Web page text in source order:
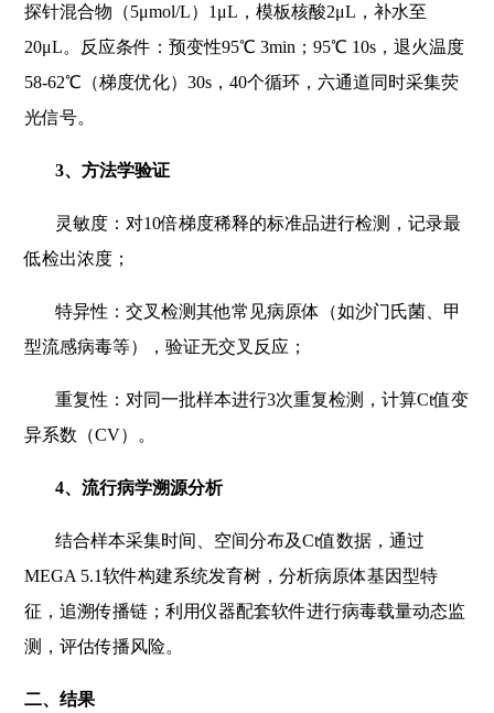
探针混合物（5μmol/L）1μL，模板核酸2μL，补水至
20μL。反应条件：预变性95℃ 3min；95℃ 10s，退火温度
58-62℃（梯度优化）30s，40个循环，六通道同时采集荧
光信号。
3、方法学验证
灵敏度：对10倍梯度稀释的标准品进行检测，记录最
低检出浓度；
特异性：交叉检测其他常见病原体（如沙门氏菌、甲
型流感病毒等），验证无交叉反应；
重复性：对同一批样本进行3次重复检测，计算Ct值变
异系数（CV）。
4、流行病学溯源分析
结合样本采集时间、空间分布及Ct值数据，通过
MEGA 5.1软件构建系统发育树，分析病原体基因型特
征，追溯传播链；利用仪器配套软件进行病毒载量动态监
测，评估传播风险。
二、结果